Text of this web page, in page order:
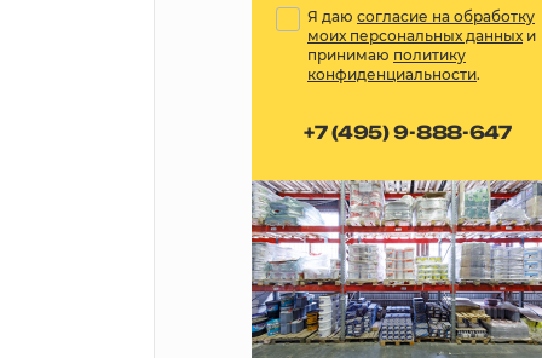
Я даю согласие на обработку
моих персональных данных и
принимаю политику
конфиденциальности.
+7 (495) 9-888-647